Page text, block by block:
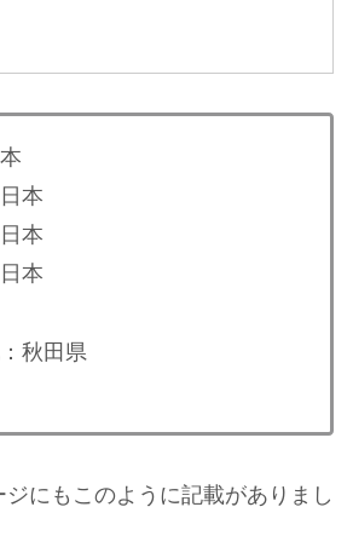
本
本
本
秋田県
にもこのように記載がありまし